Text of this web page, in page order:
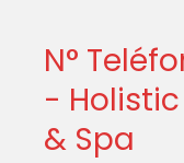
N°
-
& Spa